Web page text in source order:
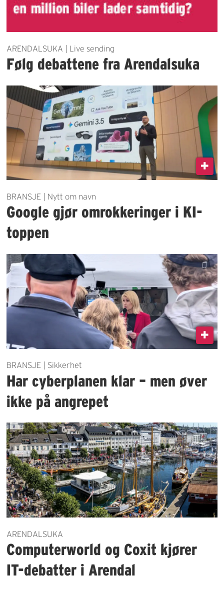
ARENDALSUKA | Live sending
Følg debattene fra Arendalsuka
BRANSJE | Nytt om navn
Google gjør omrokkeringer i KI-
toppen
BRANSJE | Sikkerhet
Har cyberplanen klar – men øver
ikke på angrepet
ARENDALSUKA
Computerworld og Coxit kjører
IT-debatter i Arendal